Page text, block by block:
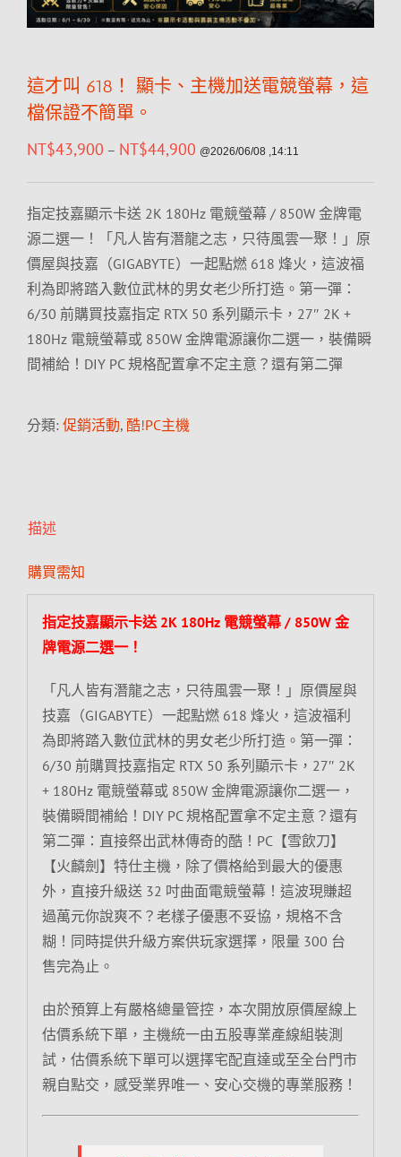
這才叫 618！ 顯卡、主機加送電競螢幕，這
檔保證不簡單。
NT$43,900 – NT$44,900 @2026/06/08 ,14:11
指定技嘉顯示卡送 2K 180Hz 電競螢幕 / 850W 金牌電
源二選一！「凡人皆有潛龍之志，只待風雲一聚！」原
價屋與技嘉（GIGABYTE）一起點燃 618 烽火，這波福
利為即將踏入數位武林的男女老少所打造。第一彈：
6/30 前購買技嘉指定 RTX 50 系列顯示卡，27″ 2K +
180Hz 電競螢幕或 850W 金牌電源讓你二選一，裝備瞬
間補給！DIY PC 規格配置拿不定主意？還有第二彈
分類: 促銷活動, 酷!PC主機
描述
購買需知
指定技嘉顯示卡送 2K 180Hz 電競螢幕 / 850W 金
牌電源二選一！
「凡人皆有潛龍之志，只待風雲一聚！」原價屋與
技嘉（GIGABYTE）一起點燃 618 烽火，這波福利
為即將踏入數位武林的男女老少所打造。第一彈：
6/30 前購買技嘉指定 RTX 50 系列顯示卡，27″ 2K
+ 180Hz 電競螢幕或 850W 金牌電源讓你二選一，
裝備瞬間補給！DIY PC 規格配置拿不定主意？還有
第二彈：直接祭出武林傳奇的酷！PC【雪飲刀】
【火麟劍】特仕主機，除了價格給到最大的優惠
外，直接升級送 32 吋曲面電競螢幕！這波現賺超
過萬元你說爽不？老樣子優惠不妥協，規格不含
糊！同時提供升級方案供玩家選擇，限量 300 台
售完為止。
由於預算上有嚴格總量管控，本次開放原價屋線上
估價系統下單，主機統一由五股專業產線組裝測
試，估價系統下單可以選擇宅配直達或至全台門市
親自點交，感受業界唯一、安心交機的專業服務！